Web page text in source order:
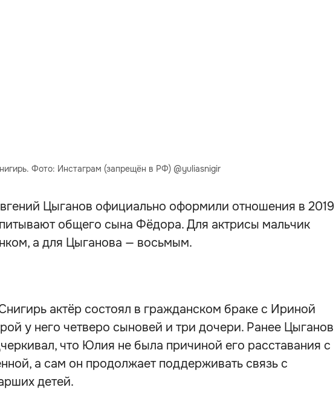
Фото: Инстаграм (запрещён в РФ) @yuliasnigir
Цыганов официально оформили отношения в 2019
общего сына Фёдора. Для актрисы мальчик
а для Цыганова — восьмым.
актёр состоял в гражданском браке с Ириной
у него четверо сыновей и три дочери. Ранее Цыганов
что Юлия не была причиной его расставания с
а сам он продолжает поддерживать связь с
детей.